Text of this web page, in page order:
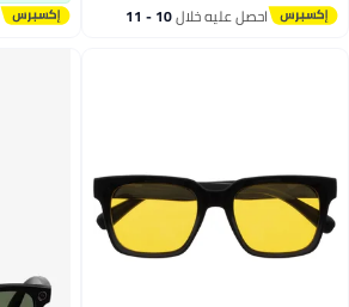
احصل عليه خلال 10 - 11